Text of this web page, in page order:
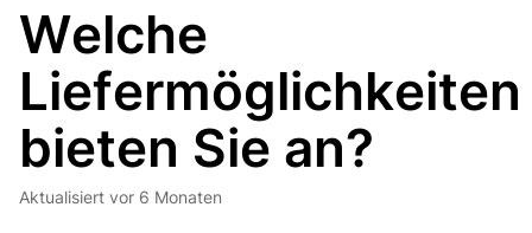
Welche
Liefermöglichkeiten
bieten Sie an?
Aktualisiert vor 6 Monaten